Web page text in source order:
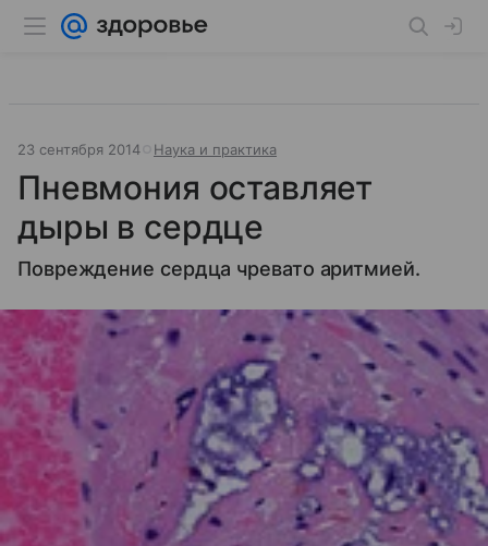
23 сентября 2014 Наука и практика
Пневмония оставляет
дыры в сердце
Повреждение сердца чревато аритмией.